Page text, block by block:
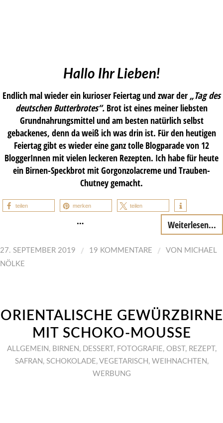
Hallo Ihr Lieben!
Endlich mal wieder ein kurioser Feiertag und zwar der „Tag des
deutschen Butterbrotes“. Brot ist eines meiner liebsten
Grundnahrungsmittel und am besten natürlich selbst
gebackenes, denn da weiß ich was drin ist. Für den heutigen
Feiertag gibt es wieder eine ganz tolle Blogparade von 12
BloggerInnen mit vielen leckeren Rezepten. Ich habe für heute
ein Birnen-Speckbrot mit Gorgonzolacreme und Trauben-
Chutney gemacht.
teilen merken teilen
… Weiterlesen...
27. SEPTEMBER 2019 / 19 KOMMENTARE / VON MICHAEL
NÖLKE
ORIENTALISCHE GEWÜRZBIRNE
MIT SCHOKO-MOUSSE
ALLGEMEIN , BIRNEN , DESSERT , FOTOGRAFIE , OBST , REZEPT ,
SAFRAN , SCHOKOLADE , VEGETARISCH , WEIHNACHTEN ,
WERBUNG